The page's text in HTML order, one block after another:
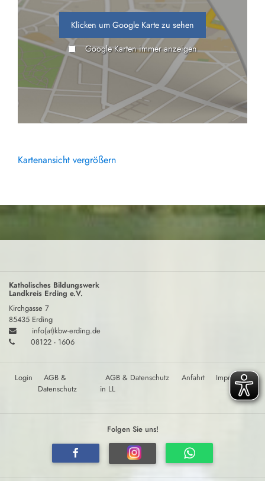
Klicken um Google Karte zu sehen
Google Karten immer anzeigen
Kartenansicht vergrößern
Katholisches Bildungswerk
Landkreis Erding e.V.
Kirchgasse 7
85435 Erding
info(at)kbw-erding.de
08122 - 1606
Login
AGB &
Datenschutz
AGB & Datenschutz
in LL
Anfahrt Impressum
Folgen Sie uns!